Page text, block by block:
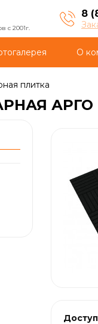
с 2001г.
8
О
плитка